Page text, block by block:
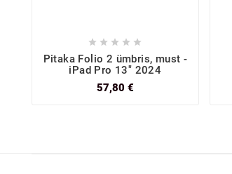
    
Pitaka Folio 2 ümbris, must -
iPad Pro 13" 2024
57,80 €